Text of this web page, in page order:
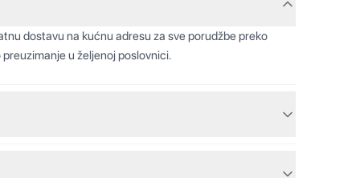
dostavu na kućnu adresu za sve porudžbe preko
u željenoj poslovnici.